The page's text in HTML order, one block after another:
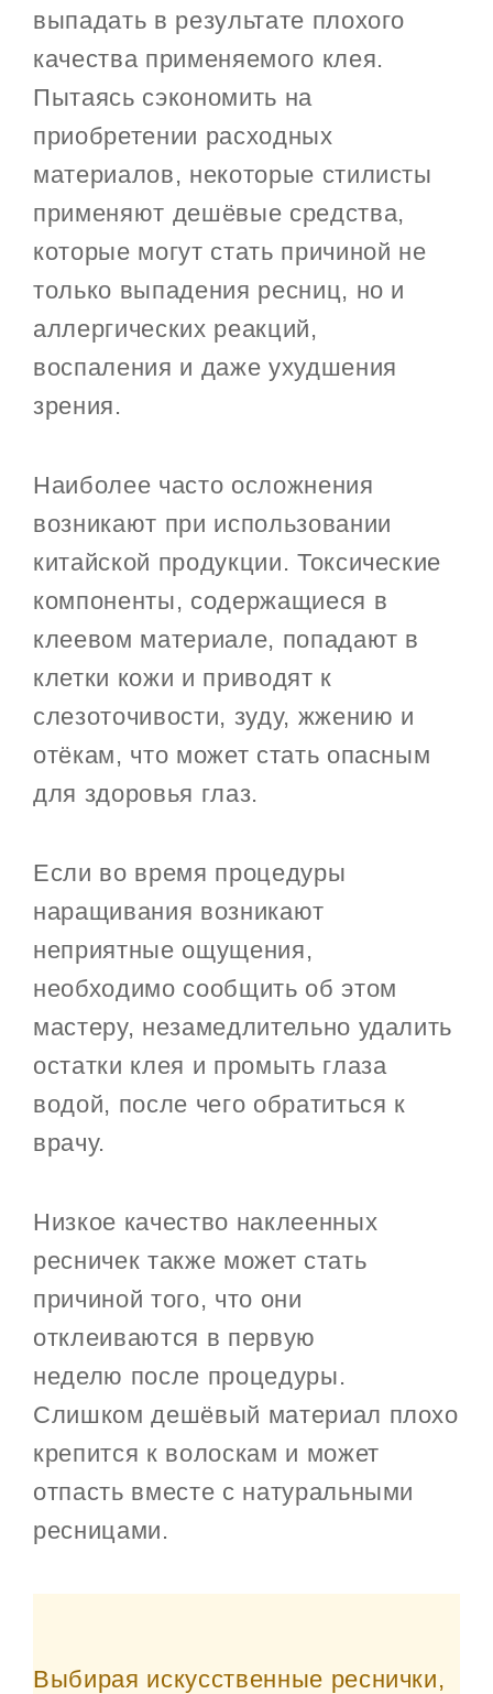
выпадать в результате плохого
качества применяемого клея.
Пытаясь сэкономить на
приобретении расходных
материалов, некоторые стилисты
применяют дешёвые средства,
которые могут стать причиной не
только выпадения ресниц, но и
аллергических реакций,
воспаления и даже ухудшения
зрения.
Наиболее часто осложнения
возникают при использовании
китайской продукции. Токсические
компоненты, содержащиеся в
клеевом материале, попадают в
клетки кожи и приводят к
слезоточивости, зуду, жжению и
отёкам, что может стать опасным
для здоровья глаз.
Если во время процедуры
наращивания возникают
неприятные ощущения,
необходимо сообщить об этом
мастеру, незамедлительно удалить
остатки клея и промыть глаза
водой, после чего обратиться к
врачу.
Низкое качество наклеенных
ресничек также может стать
причиной того, что они
отклеиваются в первую
неделю после процедуры.
Слишком дешёвый материал плохо
крепится к волоскам и может
отпасть вместе с натуральными
ресницами.
Выбирая искусственные реснички,